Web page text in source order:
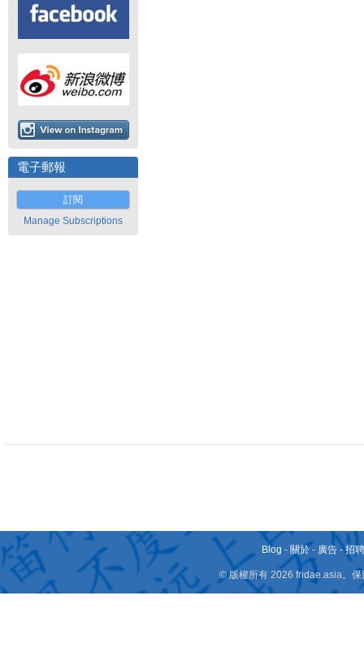
電子郵報
訂閱
Manage Subscriptions
Blog - 關於 - 廣告 -招
© 版權所有 2026 fridae.asia。